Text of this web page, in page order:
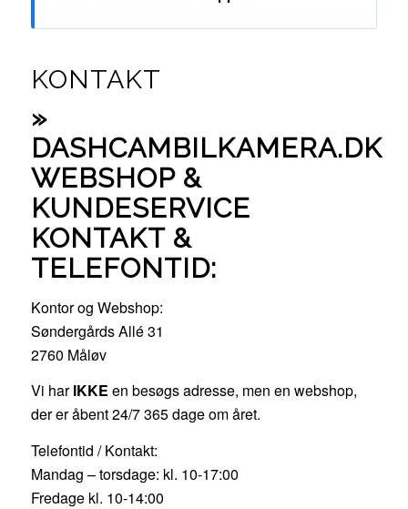
KONTAKT
»
DASHCAMBILKAMERA.DK
WEBSHOP &
KUNDESERVICE
KONTAKT &
TELEFONTID:
Kontor og Webshop:
Søndergårds Allé 31
2760 Måløv
Vi harIKKE en besøgs adresse, men en webshop,
der er åbent 24/7 365 dage om året.
Telefontid / Kontakt:
Mandag – torsdage: kl. 10-17:00
Fredage kl. 10-14:00